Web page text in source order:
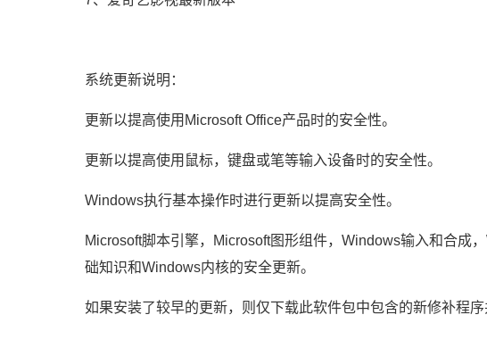
系统更新说明：
更新以提高使用Microsoft Office产品时的安全性。
更新以提高使用鼠标，键盘或笔等输入设备时的安全性。
Windows执行基本操作时进行更新以提高安全性。
Microsoft脚本引擎，Microsoft图形组件，Windows输入和合成
础知识和Windows内核的安全更新。
如果安装了较早的更新，则仅下载此软件包中包含的新修补程序